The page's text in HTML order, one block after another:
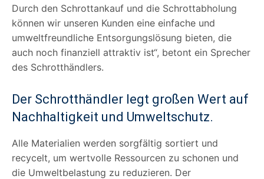
Durch den Schrottankauf und die Schrottabholung
können wir unseren Kunden eine einfache und
umweltfreundliche Entsorgungslösung bieten, die
auch noch finanziell attraktiv ist“, betont ein Sprecher
des Schrotthändlers.
Der Schrotthändler legt großen Wert auf
Nachhaltigkeit und Umweltschutz.
Alle Materialien werden sorgfältig sortiert und
recycelt, um wertvolle Ressourcen zu schonen und
die Umweltbelastung zu reduzieren. Der